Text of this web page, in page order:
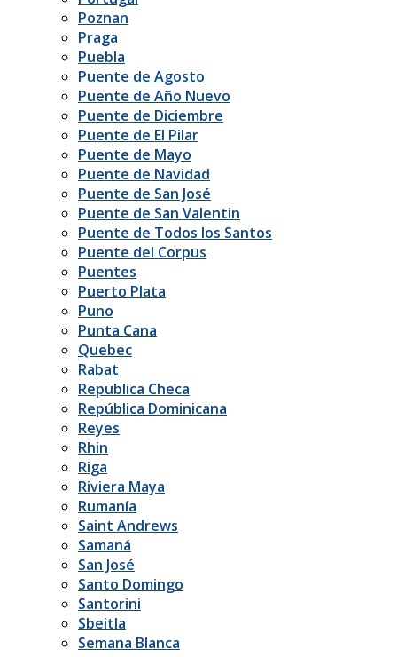
Poznan
Praga
Puebla
Puente de Agosto
Puente de Año Nuevo
Puente de Diciembre
Puente de El Pilar
Puente de Mayo
Puente de Navidad
Puente de San José
Puente de San Valentin
Puente de Todos los Santos
Puente del Corpus
Puentes
Puerto Plata
Puno
Punta Cana
Quebec
Rabat
Republica Checa
República Dominicana
Reyes
Rhin
Riga
Riviera Maya
Rumanía
Saint Andrews
Samaná
San José
Santo Domingo
Santorini
Sbeitla
Semana Blanca